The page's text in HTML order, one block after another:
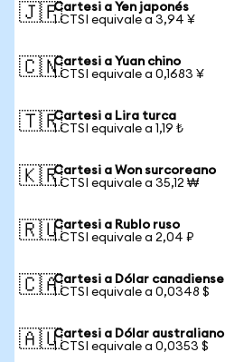
🇯🇵Cartesi a Yen japonés
1 CTSI equivale a 3,94 ¥
🇨🇳Cartesi a Yuan chino
1 CTSI equivale a 0,1683 ¥
🇹🇷Cartesi a Lira turca
1 CTSI equivale a 1,19 ₺
🇰🇷Cartesi a Won surcoreano
1 CTSI equivale a 35,12 ₩
🇷🇺Cartesi a Rublo ruso
1 CTSI equivale a 2,04 ₽
🇨🇦Cartesi a Dólar canadiense
1 CTSI equivale a 0,0348 $
🇦🇺Cartesi a Dólar australiano
1 CTSI equivale a 0,0353 $